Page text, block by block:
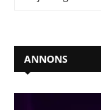
ANNONS